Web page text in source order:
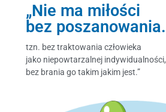
„Nie ma miłości
bez poszanowania.
tzn. bez traktowania człowieka
jako niepowtarzalnej indywidualności,
bez brania go takim jakim jest.”